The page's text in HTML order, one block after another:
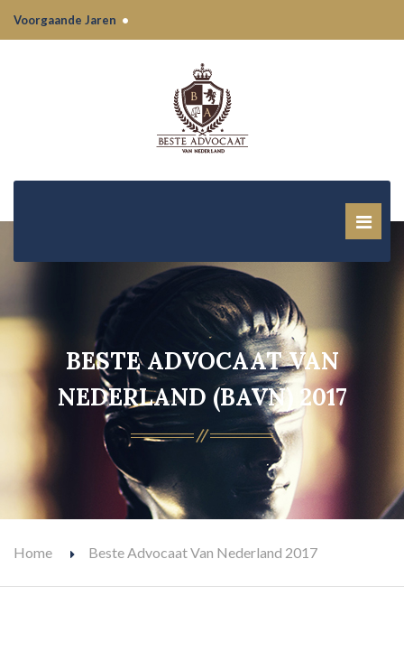
Voorgaande Jaren •
BESTE ADVOCAAT VAN
NEDERLAND (BAVN) 2017
Home Beste Advocaat Van Nederland 2017